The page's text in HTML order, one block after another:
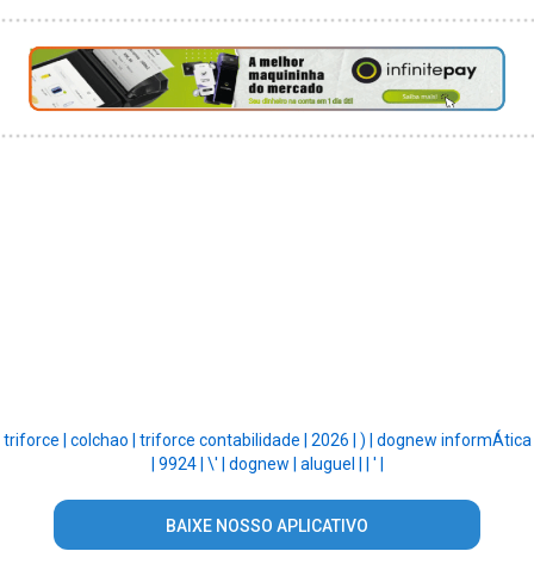
triforce | colchao | triforce contabilidade | 2026 | ) | dognew informÁtica
9924 | \' | dognew | aluguel | ' |
BAIXE NOSSO APLICATIVO